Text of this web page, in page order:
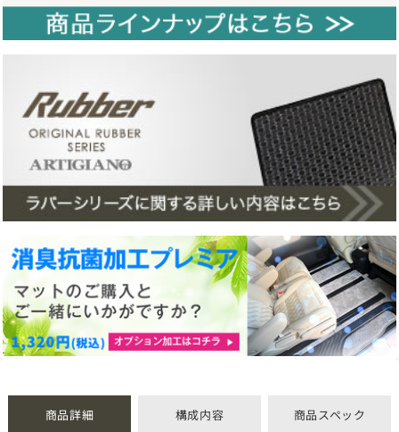
商品詳細 構成内容 商品スペック